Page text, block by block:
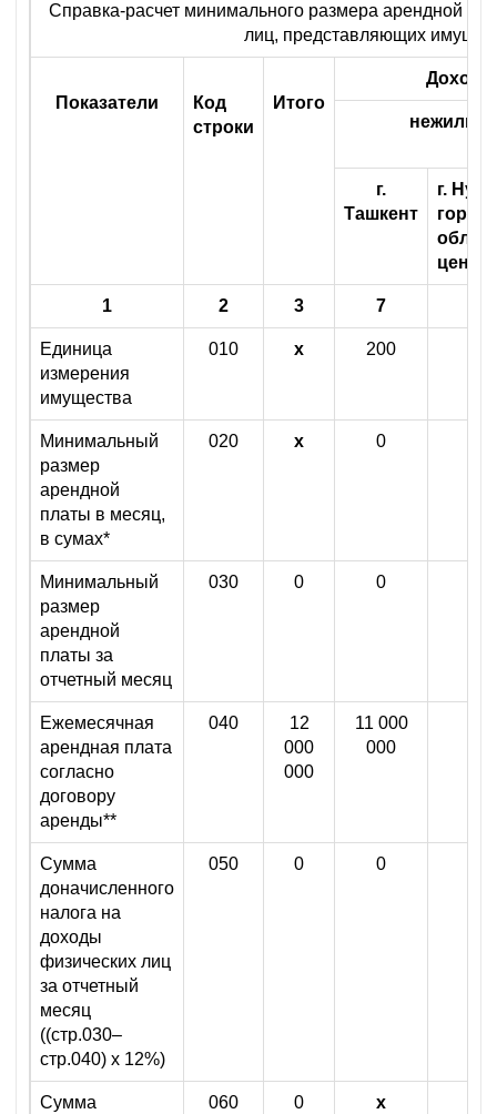
Справка-расчет минимального размера арендной
лиц, представляющих
Показатели
Код
строки
Итого
Доходы
нежилых
г.
Ташкент
г.
1 2 3 7
Единица
измерения
имущества
010 х 200
Минимальный
размер
арендной
платы в месяц,
в сумах*
020 х 0
Минимальный
размер
арендной
платы за
отчетный месяц
030 0 0
Ежемесячная
арендная плата
согласно
договору
аренды**
040
12
000
000
11 000
000
Сумма
доначисленного
налога на
доходы
физических лиц
за отчетный
месяц
((стр.030–
стр.040) х 12%)
050 0 0
Сумма
060 0 х